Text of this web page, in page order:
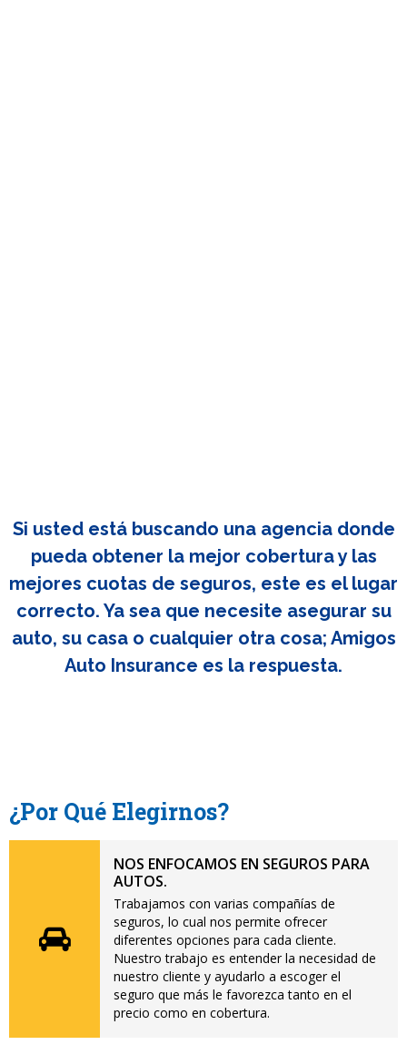
Si usted está buscando una agencia donde
pueda obtener la mejor cobertura y las
mejores cuotas de seguros, este es el lugar
correcto. Ya sea que necesite asegurar su
auto, su casa o cualquier otra cosa; Amigos
Auto Insurance es la respuesta.
¿Por Qué Elegirnos?
NOS ENFOCAMOS EN SEGUROS PARA
AUTOS.
Trabajamos con varias compañías de
seguros, lo cual nos permite ofrecer
diferentes opciones para cada cliente.
Nuestro trabajo es entender la necesidad de
nuestro cliente y ayudarlo a escoger el
seguro que más le favorezca tanto en el
precio como en cobertura.